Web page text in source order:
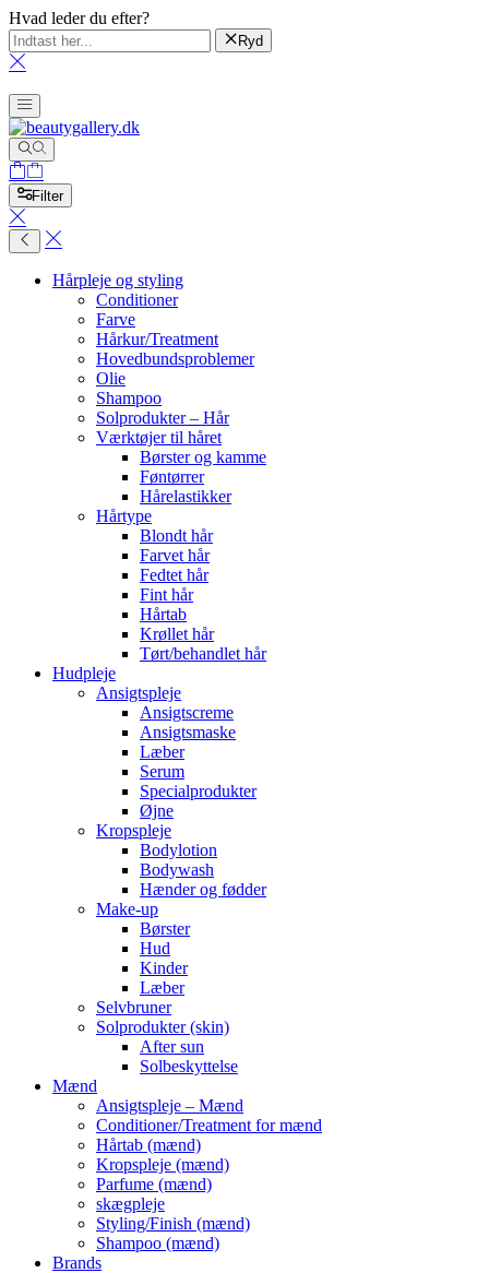
Hvad leder du efter?
Ryd
Filter
Hårpleje og styling
Conditioner
Farve
Hårkur/Treatment
Hovedbundsproblemer
Olie
Shampoo
Solprodukter – Hår
Værktøjer til håret
Børster og kamme
Føntørrer
Hårelastikker
Hårtype
Blondt hår
Farvet hår
Fedtet hår
Fint hår
Hårtab
Krøllet hår
Tørt/behandlet hår
Hudpleje
Ansigtspleje
Ansigtscreme
Ansigtsmaske
Læber
Serum
Specialprodukter
Øjne
Kropspleje
Bodylotion
Bodywash
Hænder og fødder
Make-up
Børster
Hud
Kinder
Læber
Selvbruner
Solprodukter (skin)
After sun
Solbeskyttelse
Mænd
Ansigtspleje – Mænd
Conditioner/Treatment for mænd
Hårtab (mænd)
Kropspleje (mænd)
Parfume (mænd)
skægpleje
Styling/Finish (mænd)
Shampoo (mænd)
Brands